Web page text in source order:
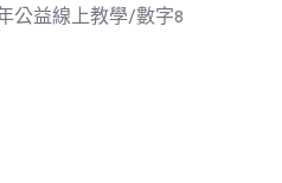
公益線上教學/數字8